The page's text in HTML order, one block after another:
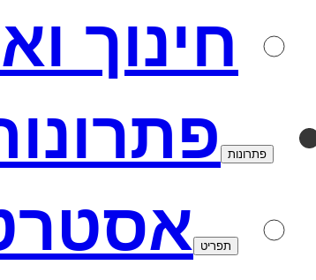
חינוך
פתרונות
תפריט